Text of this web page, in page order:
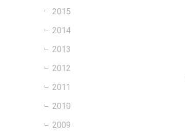
2015
2014
2013
2012
2011
2010
2009